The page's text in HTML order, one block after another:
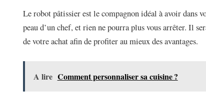
Le robot pâtissier est le compagnon idéal à avoir dans
peau d’un chef, et rien ne pourra plus vous arrêter. Il
de votre achat afin de profiter au mieux des avantages.
A lire Comment personnaliser sa cuisine ?